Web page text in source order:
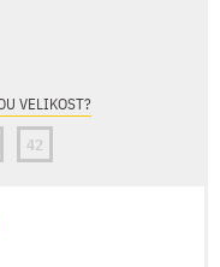
VELIKOST?
42